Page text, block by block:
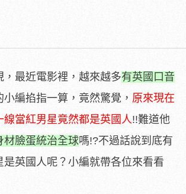
，最近電影裡，越來越多有英國口音
編掐指一算，竟然驚覺， 原來現在
線當紅男星竟然都是英國人!!難道他
材臉蛋統治全球嗎!?不過話說到底有
是英國人呢？小編就帶各位來看看